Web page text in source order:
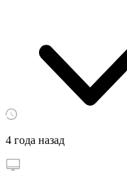
4 года назад